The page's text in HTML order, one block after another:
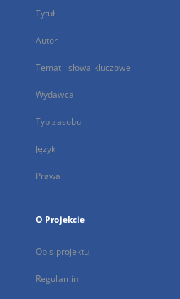
Tytuł
Autor
Temat i słowa kluczowe
Wydawca
Typ zasobu
Język
Prawa
O Projekcie
Opis projektu
Regulamin